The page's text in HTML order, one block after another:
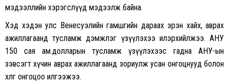
мэдээллийн хэрэгслүүд мэдээлж байна.
Хэд хэдэн улс Венесуэлийн гамшгийн дараах эрэн хайх, аврах
ажиллагаанд тусламж дэмжлэг үзүүлэхээ илэрхийлжээ. АНУ
150 сая ам.долларын тусламж үзүүлэхээс гадна АНУ-ын
зэвсэгт хүчин аврах ажиллагаанд зориулж усан онгоцнууд болон
хөлөг онгоцоо илгээжээ.